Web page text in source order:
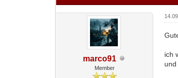
marco91
Member
ich